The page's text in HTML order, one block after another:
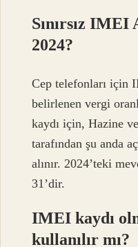
Sınırsız
2024?
Cep telefonları için
belirlenen vergi
kaydı için, Hazine
tarafından şu anda
alınır. 2024’teki
31’dir.
IMEI kaydı
kullanılır mı?